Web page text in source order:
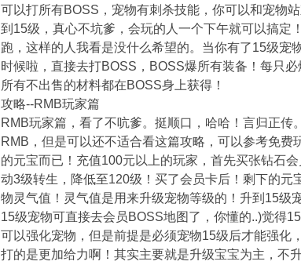
可以打所有BOSS，宠物有刺杀技能，你可以和宠物
到15级，真心不坑爹，会玩的人一个下午就可以搞定
跑，这样的人我看是没什么希望的。当你有了15级宠
时候啦，直接去打BOSS，BOSS爆所有装备！每只
所有不出售的材料都在BOSS身上获得！
攻略--RMB玩家篇
RMB玩家篇，看了不吭爹。挺顺口，哈哈！言归正传
RMB，但是可以还不适合看这篇攻略，可以参考免费
的元宝而已！充值100元以上的玩家，首先买张钻石
动3级转生，降低至120级！买了会员卡后！剩下的元
物灵气值！灵气值是用来升级宠物等级的！升到15级
15级宠物可直接去会员BOSS地图了，你懂的..)觉得
可以强化宠物，但是前提是必须宠物15级后才能强化
打的是更加给力啊！其实主要就是升级宝宝为主，不